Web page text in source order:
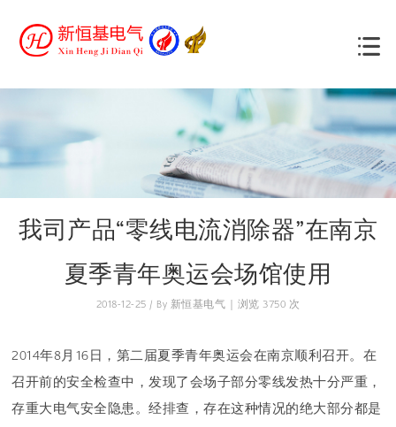
我司产品“零线电流消除器”在南京
夏季青年奥运会场馆使用
2018-12-25 / By 新恒基电气 | 浏览 3750 次
2014年8月16日，第二届夏季青年奥运会在南京顺利召开。在
召开前的安全检查中，发现了会场子部分零线发热十分严重，
存重大电气安全隐患。经排查，存在这种情况的绝大部分都是